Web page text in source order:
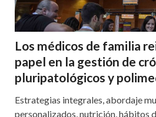
Los médicos de familia
papel en la gestión de
pluripatológicos y
Estrategias integrales, abordaje
personalizados, nutrición, hábitos